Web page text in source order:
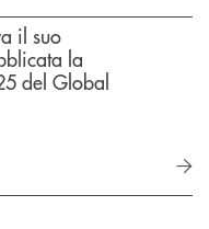
il suo
la
del Global